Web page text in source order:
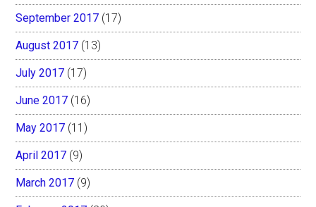
September 2017 (17)
August 2017 (13)
July 2017 (17)
June 2017 (16)
May 2017 (11)
April 2017 (9)
March 2017 (9)